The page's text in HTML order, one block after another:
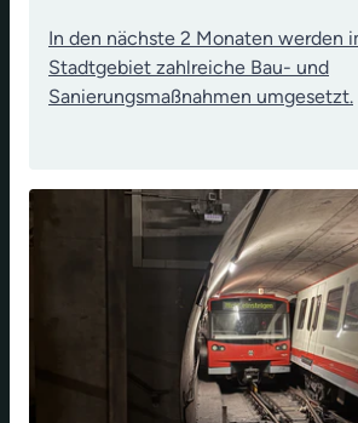
In den nächste 2 Monaten werden
Stadtgebiet zahlreiche Bau- und
Sanierungsmaßnahmen umgesetzt.